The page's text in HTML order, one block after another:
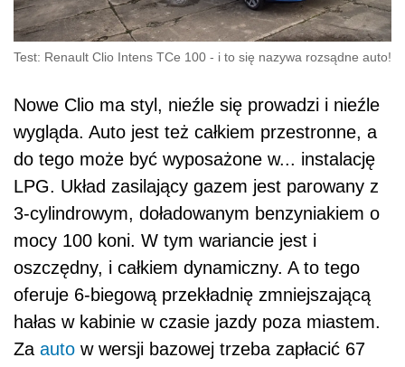
Test: Renault Clio Intens TCe 100 - i to się nazywa rozsądne auto!
Nowe Clio ma styl, nieźle się prowadzi i nieźle
wygląda. Auto jest też całkiem przestronne, a
do tego może być wyposażone w... instalację
LPG. Układ zasilający gazem jest parowany z
3-cylindrowym, doładowanym benzyniakiem o
mocy 100 koni. W tym wariancie jest i
oszczędny, i całkiem dynamiczny. A to tego
oferuje 6-biegową przekładnię zmniejszającą
hałas w kabinie w czasie jazdy poza miastem.
Za auto w wersji bazowej trzeba zapłacić 67